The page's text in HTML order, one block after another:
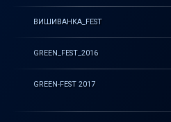
ВИШИВАНКА_FEST
GREEN_FEST_2016
GREEN-FEST 2017